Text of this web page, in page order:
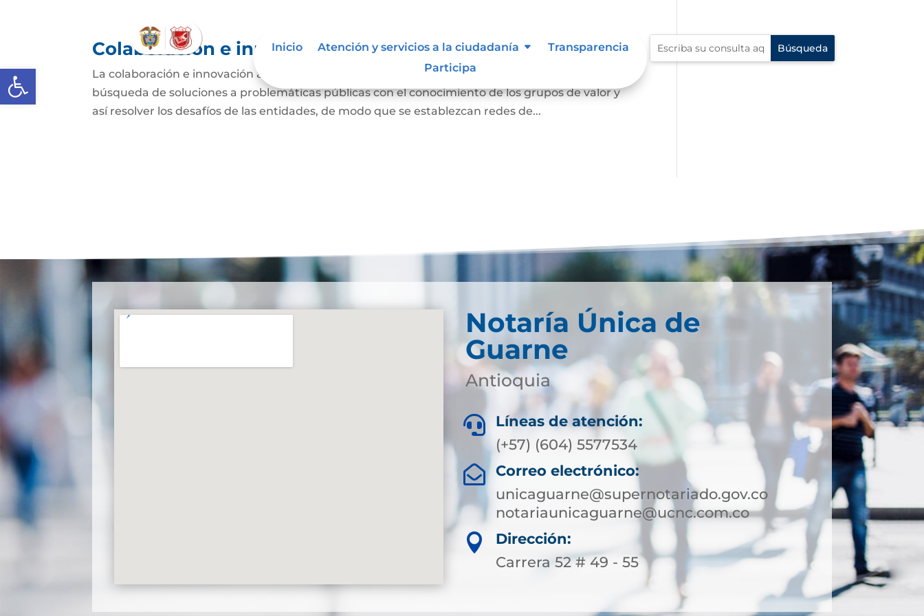
Abrir barra de herramientas
Inicio Atención y servicios a la ciudadanía
Transparencia
Participa
Colaboración e innovación abierta
La colaboración e innovación abierta es entendida como la interacción con la ciudadanía para la
búsqueda de soluciones a problemáticas públicas con el conocimiento de los grupos de valor y
así resolver los desafíos de las entidades, de modo que se establezcan redes de...
Notaría Única de
Guarne
Antioquia

Líneas de atención:
(+57) (604) 5577534

Correo electrónico:
unicaguarne@supernotariado.gov.co
notariaunicaguarne@ucnc.com.co

Dirección:
Carrera 52 # 49 - 55